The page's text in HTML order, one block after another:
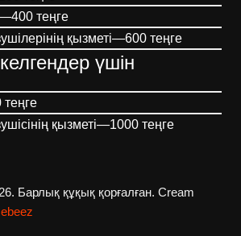
теңге
қызметі—600 теңге
үшін
қызметі—1000 теңге
Барлық құқық қорғалған. Cream